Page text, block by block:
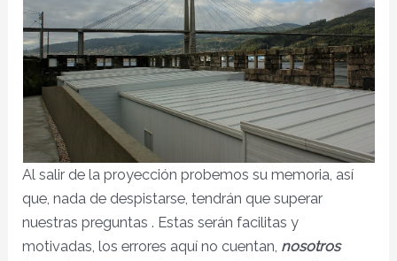
Al salir de la proyección probemos su memoria, así
que, nada de despistarse, tendrán que superar
nuestras preguntas . Estas serán facilitas y
motivadas, los errores aquí no cuentan, nosotros